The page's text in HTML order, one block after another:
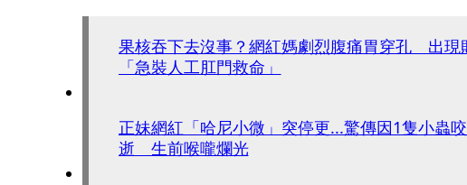
果核吞下去沒事？網紅媽劇烈腹痛胃穿孔 出現
「急裝人工肛門救命」
正妹網紅「哈尼小微」突停更...驚傳因1隻小蟲
逝 生前喉嚨爛光